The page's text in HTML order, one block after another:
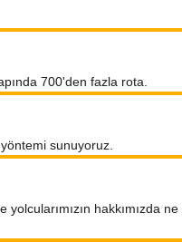
700'den fazla rota.
sunuyoruz.
yolcularımızın hakkımızda ne